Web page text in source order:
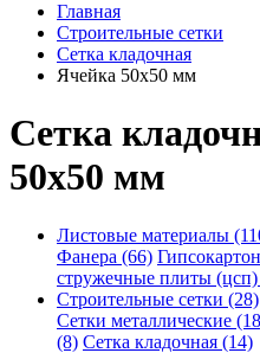
Главная
Строительные сетки
Сетка кладочная
Ячейка 50х50 мм
Сетка
50х50 мм
Листовые материалы
Фанера (66)
стружечные плиты
Строительные сетки (28)
Сетки металлические
(8) Сетка кладочная (14)